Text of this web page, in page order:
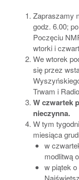
Zapraszamy
godz. 6.00;
Poczęciu
wtorki i
We wtorek
się przez
Trwam i
W czwartek
nieczynna.
W tym
miesiąca
w
modlitwą
w piątek